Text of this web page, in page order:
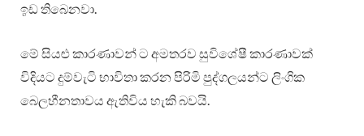
ඉඩ තිබෙනවා.
මේ සියළු කාරණාවන් ට අමතරව සුවිශේෂී කාරණාවක්
විදියට දුම්වැටි භාවිතා කරන පිරිමි පුද්ගලයන්ට ලිංගික
බෙලහීනතාවය ඇතිවිය හැකි බවයි.